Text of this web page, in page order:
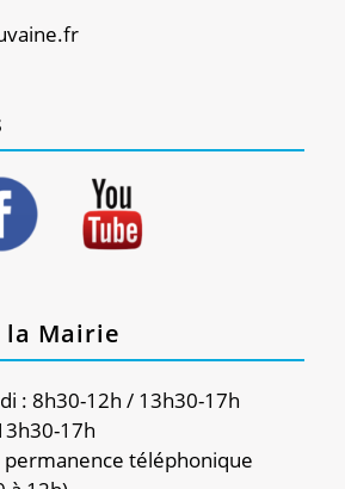
la Mairie
: 8h30-12h / 13h30-17h
17h
téléphonique